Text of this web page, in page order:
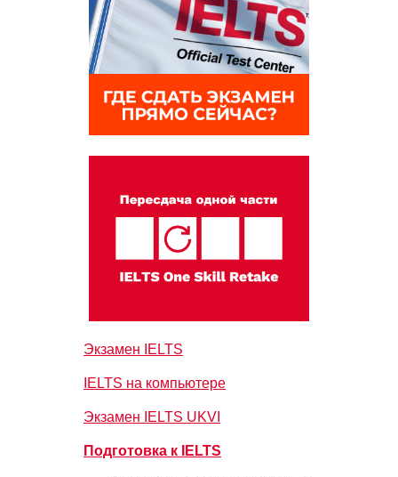
Экзамен IELTS
IELTS на компьютере
Экзамен IELTS UKVI
Подготовка к IELTS